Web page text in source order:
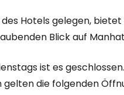
des Hotels gelegen, bietet
Blick auf
ist es
gelten die folgenden